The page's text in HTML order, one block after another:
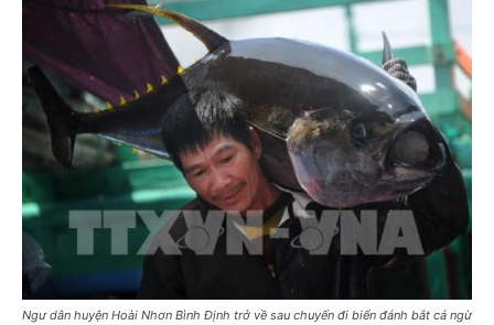
Ngư dân huyện Hoài Nhơn Bình Định trở về sau chuyến đi biển đánh bắt cá ngừ